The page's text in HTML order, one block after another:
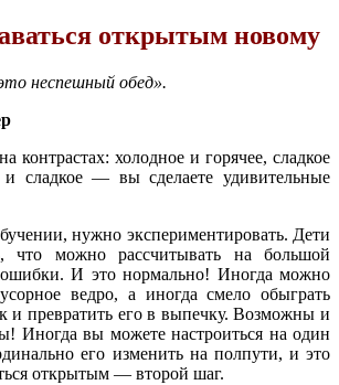
открытым новому
неспешный обед».
контрастах: холодное и горячее, сладкое
и сладкое — вы сделаете удивительные
нужно экспериментировать. Дети
что можно рассчитывать на большой
И это нормально! Иногда можно
ведро, а иногда смело обыграть
и превратить его в выпечку. Возможны и
Иногда вы можете настроиться на один
его изменить на полпути, и это
открытым — второй шаг.